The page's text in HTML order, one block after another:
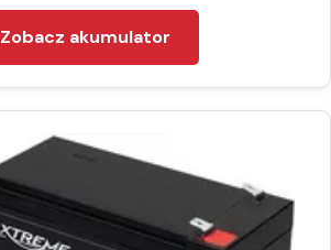
Zobacz akumulator